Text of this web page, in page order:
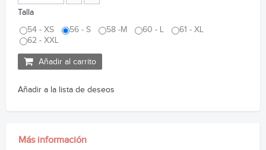
Talla
54 - XS
56 - S 58 -M 60 - L
61 - XL
62 - XXL
Añadir al carrito
Añadir a la lista de deseos
Más información